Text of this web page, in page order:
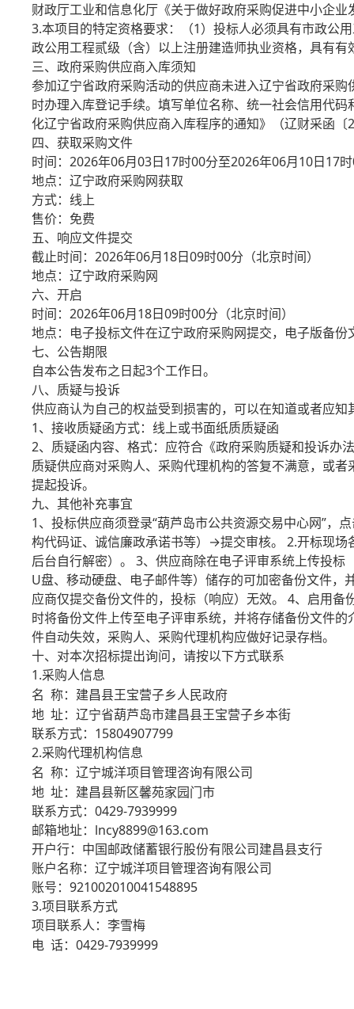
财政厅工业和信息化厅《关于做好政府采购促进中小企
3.本项目的特定资格要求：（1）投标人必须具有市政公
政公用工程贰级（含）以上注册建造师执业资格，具有
三、政府采购供应商入库须知
参加辽宁省政府采购活动的供应商未进入辽宁省政府采
时办理入库登记手续。填写单位名称、统一社会信用代
化辽宁省政府采购供应商入库程序的通知》（辽财采函〔
四、获取采购文件
时间：2026年06月03日17时00分至2026年06月10日17
地点：辽宁政府采购网获取
方式：线上
售价：免费
五、响应文件提交
截止时间：2026年06月18日09时00分（北京时间）
地点：辽宁政府采购网
六、开启
时间：2026年06月18日09时00分（北京时间）
地点：电子投标文件在辽宁政府采购网提交，电子版备
七、公告期限
自本公告发布之日起3个工作日。
八、质疑与投诉
供应商认为自己的权益受到损害的，可以在知道或者应
1、接收质疑函方式：线上或书面纸质质疑函
2、质疑函内容、格式：应符合《政府采购质疑和投诉办
质疑供应商对采购人、采购代理机构的答复不满意，或
提起投诉。
九、其他补充事宜
1、投标供应商须登录“葫芦岛市公共资源交易中心网”
构代码证、诚信廉政承诺书等）→提交审核。 2.开标现
后台自行解密）。 3、供应商除在电子评审系统上传投
U盘、移动硬盘、电子邮件等）储存的可加密备份文件
应商仅提交备份文件的，投标（响应）无效。 4、启用
时将备份文件上传至电子评审系统，并将存储备份文件
件自动失效，采购人、采购代理机构应做好记录存档。
十、对本次招标提出询问，请按以下方式联系
1.采购人信息
名 称：建昌县王宝营子乡人民政府
地 址：辽宁省葫芦岛市建昌县王宝营子乡本街
联系方式：15804907799
2.采购代理机构信息
名 称：辽宁城洋项目管理咨询有限公司
地 址：建昌县新区馨苑家园门市
联系方式：0429-7939999
邮箱地址：lncy8899@163.com
开户行：中国邮政储蓄银行股份有限公司建昌县支行
账户名称：辽宁城洋项目管理咨询有限公司
账号：921002010041548895
3.项目联系方式
项目联系人：李雪梅
电 话：0429-7939999